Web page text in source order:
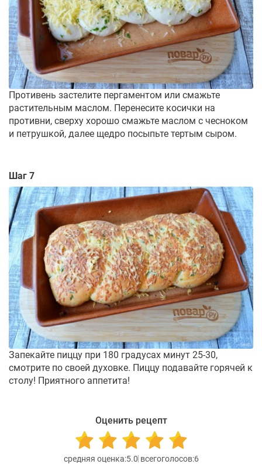
Противень застелите пергаментом или смажьте
растительным маслом. Перенесите косички на
противни, сверху хорошо смажьте маслом с чесноком
и петрушкой, далее щедро посыпьте тертым сыром.
Шаг 7
Запекайте пиццу при 180 градусах минут 25-30,
смотрите по своей духовке. Пиццу подавайте горячей к
столу! Приятного аппетита!
Оценить рецепт
5.0 6